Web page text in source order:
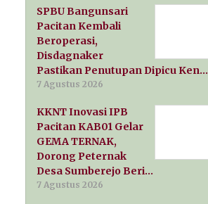
SPBU Bangunsari
Pacitan Kembali
Beroperasi,
Disdagnaker
Pastikan Penutupan Dipicu Ken…
7 Agustus 2026
KKNT Inovasi IPB
Pacitan KAB01 Gelar
GEMA TERNAK,
Dorong Peternak
Desa Sumberejo Beri…
7 Agustus 2026